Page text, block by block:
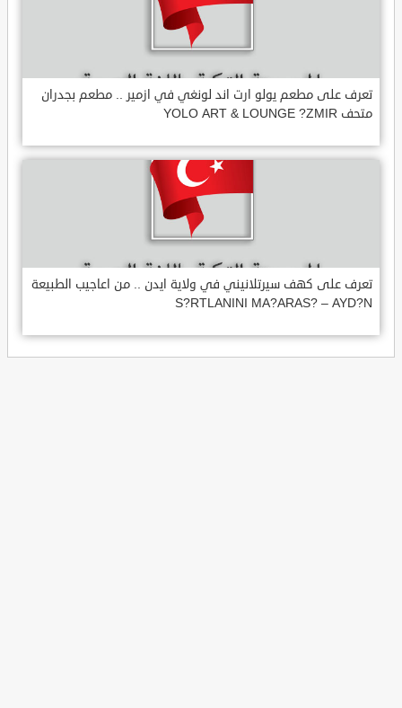
تعرف على مطعم يولو ارت اند لونغي في ازمير .. مطعم بجدران
متحف YOLO ART & LOUNGE ?ZMIR
تعرف على كهف سيرتلانيني في ولاية ايدن .. من اعاجيب الطبيعة
S?RTLANINI MA?ARAS? – AYD?N